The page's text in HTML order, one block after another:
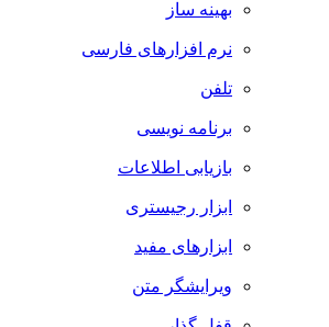
بهینه ساز
نرم افزارهای فارسی
تلفن
برنامه نویسی
بازیابی اطلاعات
ابزار رجیستری
ابزارهای مفید
ویرایشگر متن